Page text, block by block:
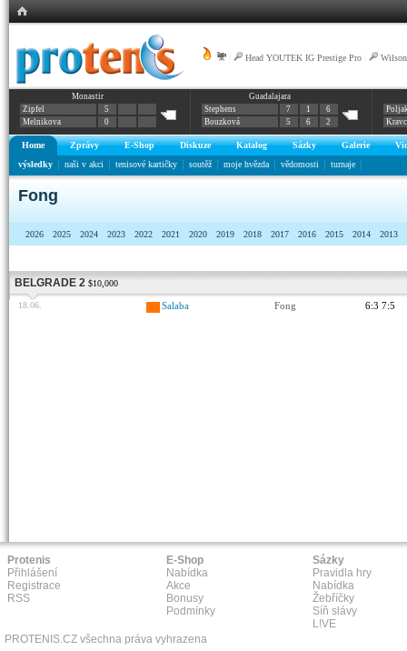
Head YOUTEK IG Prestige Pro
Monastir
Zipfel
5
Melnikova
0
Guadalajara
Stephens
7 1
6
Bouzková
5 6 2
Home Zprávy E-Shop Diskuze Katalog Sázky Galerie
výsledky
naši v akci tenisové kartičky soutěž moje hvězda vědomosti turnaje
Fong
2026 2025 2024 2023 2022 2021 2020 2019 2018 2017 2016 2015 2014 2013
BELGRADE 2 $10,000
18.06. Salaba Fong 6:3 7:5
Protenis
Přihlášení
Registrace
RSS
E-Shop
Nabídka
Akce
Bonusy
Podmínky
Sázky
Pravidla hry
Nabídka
Žebříčky
Síň slávy
L!VE
PROTENIS.CZ všechna práva vyhrazena